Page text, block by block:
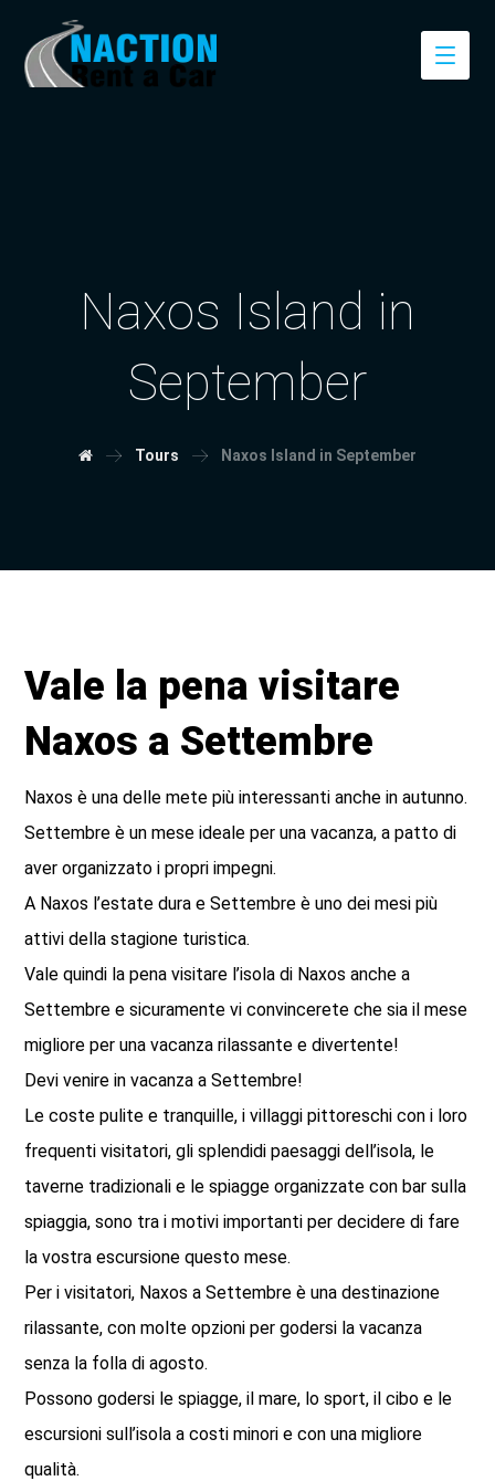
Naxos Island in
September
Tours Naxos Island in September
Vale la pena visitare
Naxos a Settembre
Naxos è una delle mete più interessanti anche in autunno.
Settembre è un mese ideale per una vacanza, a patto di
aver organizzato i propri impegni.
A Naxos l’estate dura e Settembre è uno dei mesi più
attivi della stagione turistica.
Vale quindi la pena visitare l’isola di Naxos anche a
Settembre e sicuramente vi convincerete che sia il mese
migliore per una vacanza rilassante e divertente!
Devi venire in vacanza a Settembre!
Le coste pulite e tranquille, i villaggi pittoreschi con i loro
frequenti visitatori, gli splendidi paesaggi dell’isola, le
taverne tradizionali e le spiagge organizzate con bar sulla
spiaggia, sono tra i motivi importanti per decidere di fare
la vostra escursione questo mese.
Per i visitatori, Naxos a Settembre è una destinazione
rilassante, con molte opzioni per godersi la vacanza
senza la folla di agosto.
Possono godersi le spiagge, il mare, lo sport, il cibo e le
escursioni sull’isola a costi minori e con una migliore
qualità.